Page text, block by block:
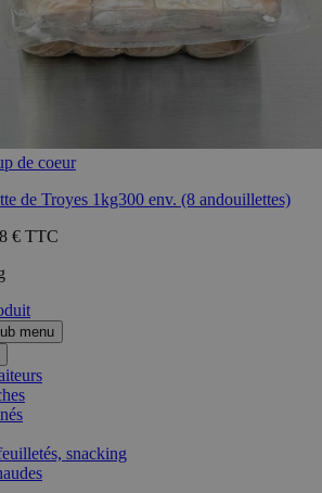
de coeur
de Troyes 1kg300 env. (8 andouillettes)
€ TTC
menu
snacking